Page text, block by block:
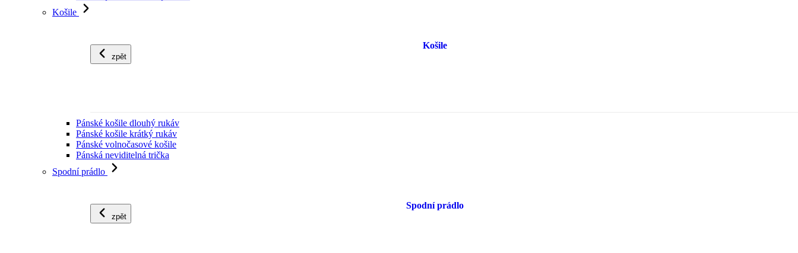
Košile
zpět
Košile
Pánské košile dlouhý rukáv
Pánské košile krátký rukáv
Pánské volnočasové košile
Pánská neviditelná trička
Spodní prádlo
zpět
Spodní prádlo